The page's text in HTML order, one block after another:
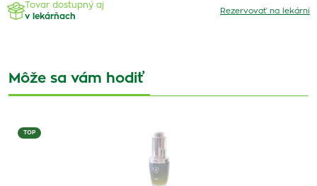
Tovar dostupný aj
v lekárňach
Rezervovať na lekárni
Môže sa vám hodiť
TOP